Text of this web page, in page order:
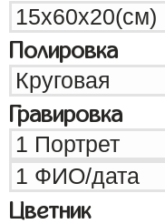
Полировка
Гравировка
Цветник